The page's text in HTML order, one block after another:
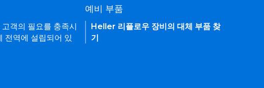
객의 필요를 충족시
전역에 설립되어 있
예비 부품
Heller 리플로우 장비의 대체 부품 찾
기